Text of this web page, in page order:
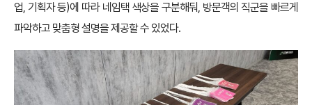
업, 기획자 등)에 따라 네임택 색상을 구분해둬, 방문객의 직군을 빠르게
파악하고 맞춤형 설명을 제공할 수 있었다.